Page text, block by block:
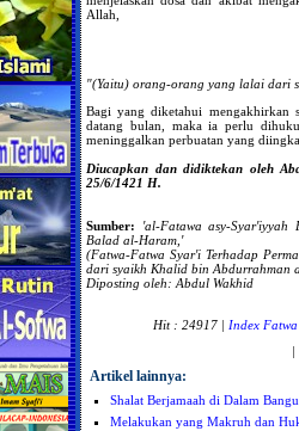
Allah,
"(Yaitu) orang-orang yang lalai dari
Bagi yang diketahui mengakhirkan
datang bulan, maka ia perlu
meninggalkan perbuatan yang
Diucapkan dan didiktekan oleh
25/6/1421 H.
Sumber:
'al-Fatawa asy-
Balad al-Haram,'
(Fatwa-Fatwa Syar'i Terhadap
dari syaikh Khalid bin Abdurrahman
Diposting oleh: Abdul Wakhid
Hit : 24917 | Index Fatwa
Artikel lainnya:
Shalat Berjamaah di Dalam
Melakukan yang Makruh dan